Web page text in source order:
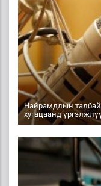
Найрамдлын
хугацаанд